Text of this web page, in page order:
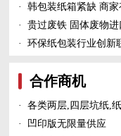
·
韩包装纸箱紧缺 商
·
贵过废铁 固体废物进
·
环保纸包装行业创新
合作商机
·
各类两层,四层坑纸,
·
凹印版无限量供应